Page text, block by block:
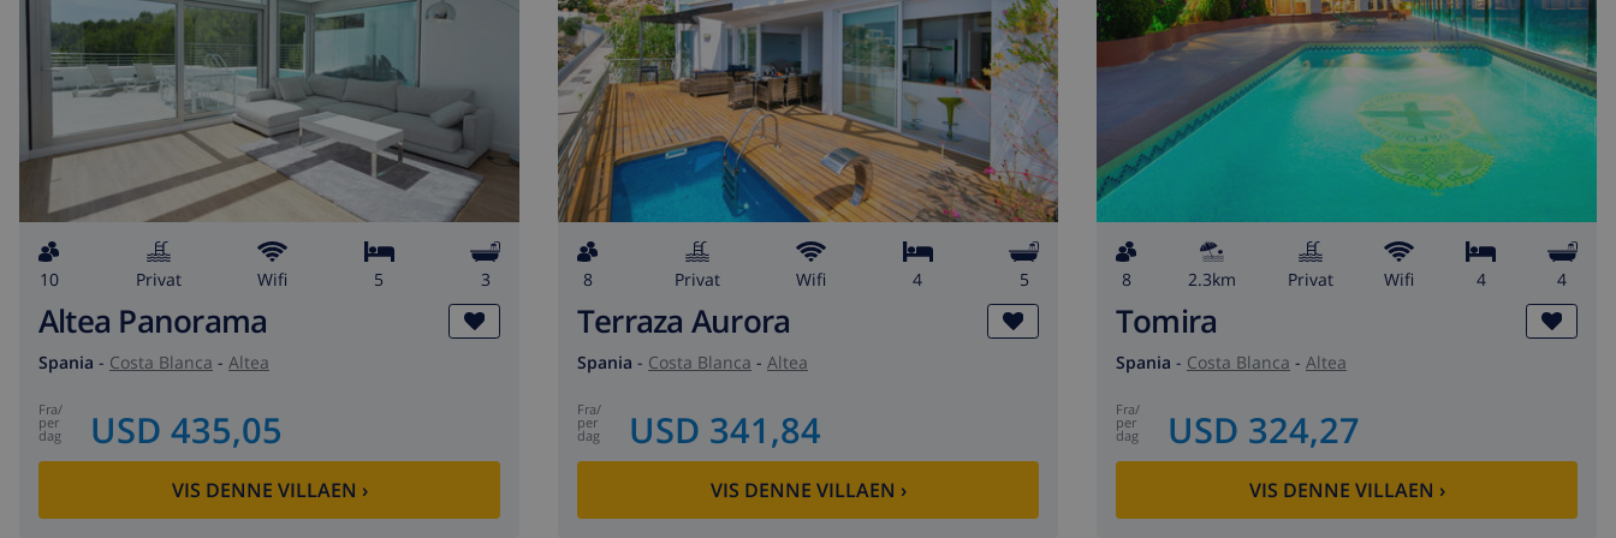
10 privat wifi 5 3
Altea Panorama
Spania - Costa Blanca - Altea
fra/
per
dag USD 435,05
VIS DENNE VILLAEN ›
8 privat wifi 4 5
Terraza Aurora
Spania - Costa Blanca - Altea
fra/
per
dag USD 341,84
VIS DENNE VILLAEN ›
8 2.3km privat wifi 4 4
Tomira
Spania - Costa Blanca - Altea
fra/
per
dag USD 324,27
VIS DENNE VILLAEN ›